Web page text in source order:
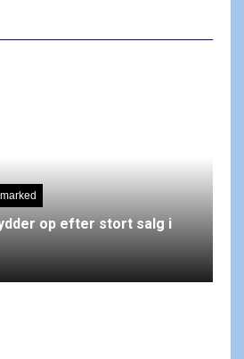
op efter stort salg i